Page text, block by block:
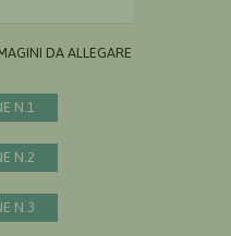
DA ALLEGARE AL
N.1
N.2
N.3